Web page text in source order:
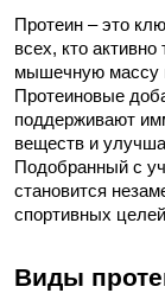
Протеин – это
всех, кто
мышечную массу
Протеиновые
поддерживают
веществ и
Подобранный с
становится
спортивных
Виды